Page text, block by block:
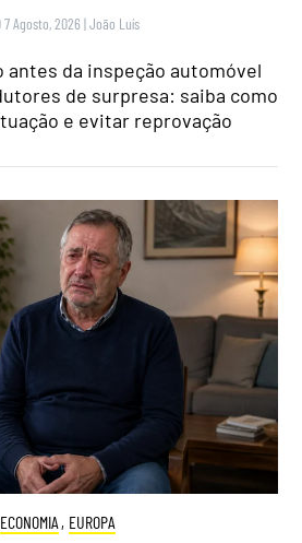
7 Agosto, 2026 |João Luís
da inspeção automóvel
de surpresa: saiba como
e evitar reprovação
ECONOMIA , EUROPA